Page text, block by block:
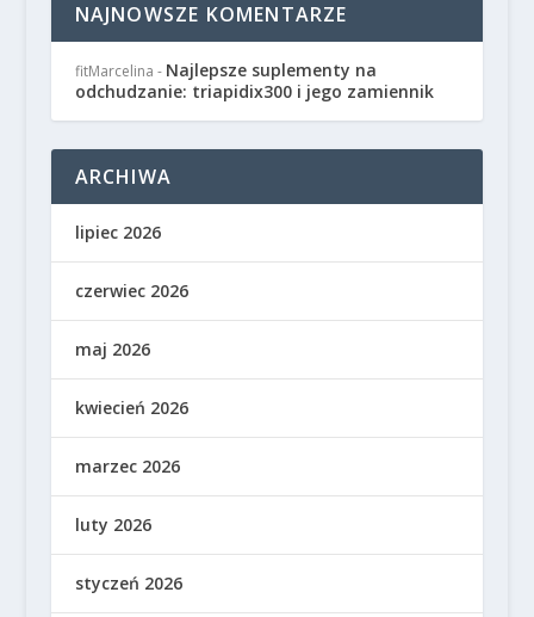
NAJNOWSZE KOMENTARZE
fitMarcelina - Najlepsze suplementy na
odchudzanie: triapidix300 i jego zamiennik
ARCHIWA
lipiec 2026
czerwiec 2026
maj 2026
kwiecień 2026
marzec 2026
luty 2026
styczeń 2026